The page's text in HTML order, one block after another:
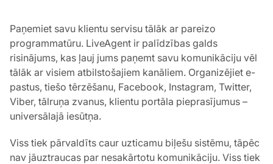
Paņemiet savu klientu servisu tālāk ar pareizo
programmatūru. LiveAgent ir palīdzības galds
risinājums, kas ļauj jums paņemt savu komunikāciju vēl
tālāk ar visiem atbilstošajiem kanāliem. Organizējiet e-
pastus, tiešo tērzēšanu, Facebook, Instagram, Twitter,
Viber, tālruņa zvanus, klientu portāla pieprasījumus –
universālajā iesūtņa.
Viss tiek pārvaldīts caur uzticamu biļešu sistēmu, tāpēc
nav jāuztraucas par nesakārtotu komunikāciju. Viss tiek